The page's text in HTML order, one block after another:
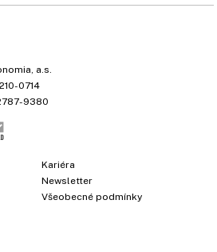
a.s.
0714
9380
Kariéra
Newsletter
Všeobecné podmínky